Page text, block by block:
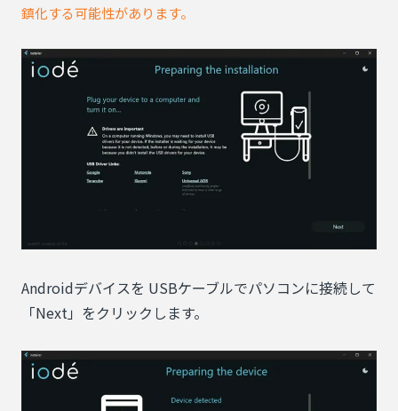
鎮化する可能性があります。
Androidデバイスを USBケーブルでパソコンに接続して
「Next」をクリックします。